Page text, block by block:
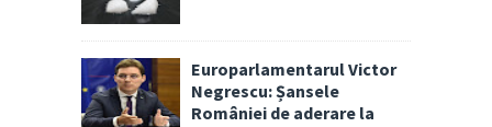
Europarlamentarul Victor
Negrescu: Șansele
României de aderare la